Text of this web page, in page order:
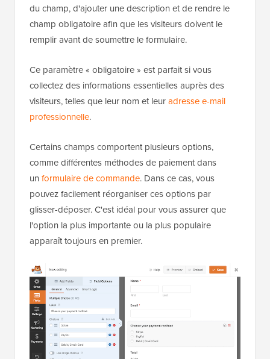
du champ, d'ajouter une description et de rendre le
champ obligatoire afin que les visiteurs doivent le
remplir avant de soumettre le formulaire.
Ce paramètre « obligatoire » est parfait si vous
collectez des informations essentielles auprès des
visiteurs, telles que leur nom et leuradresse e-mail
professionnelle.
Certains champs comportent plusieurs options,
comme différentes méthodes de paiement dans
un formulaire de commande. Dans ce cas, vous
pouvez facilement réorganiser ces options par
glisser-déposer. C'est idéal pour vous assurer que
l'option la plus importante ou la plus populaire
apparaît toujours en premier.